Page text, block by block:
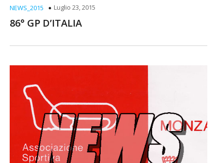
NEWS_2015 Luglio 23, 2015
86° GP D’ITALIA